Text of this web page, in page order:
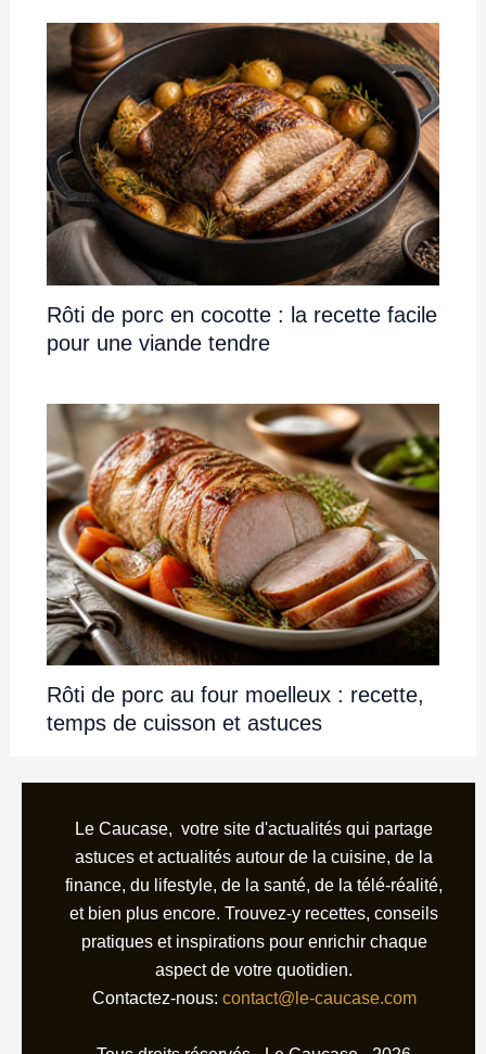
Rôti de porc en cocotte : la recette facile
pour une viande tendre
Rôti de porc au four moelleux : recette,
temps de cuisson et astuces
Le Caucase, votre site d'actualités qui partage
astuces et actualités autour de la cuisine, de la
finance, du lifestyle, de la santé, de la télé-réalité,
et bien plus encore. Trouvez-y recettes, conseils
pratiques et inspirations pour enrichir chaque
aspect de votre quotidien.
Contactez-nous: contact@le-caucase.com